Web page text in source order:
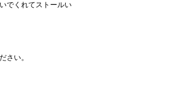
でくれてストールい
さい。